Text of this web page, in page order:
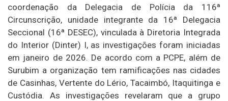
coordenação da Delegacia de Polícia da 116ª
Circunscrição, unidade integrante da 16ª Delegacia
Seccional (16ª DESEC), vinculada à Diretoria Integrada
do Interior (Dinter) I, as investigações foram iniciadas
em janeiro de 2026. De acordo com a PCPE, além de
Surubim a organização tem ramificações nas cidades
de Casinhas, Vertente do Lério, Tacaimbó, Itaquitinga e
Custódia. As investigações revelaram que a grupo